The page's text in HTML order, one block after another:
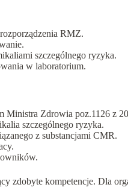
RMZ.
szczególnego ryzyka.
w laboratorium.
Ministra Zdrowia poz.1126 z
szczególnego ryzyka.
z substancjami CMR.
zdobyte kompetencje. Dla